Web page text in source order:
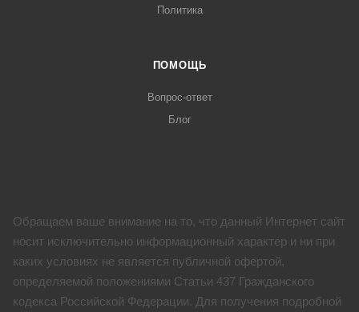
Политика
ПОМОЩЬ
Вопрос-ответ
Блог
Обращаем ваше внимание на то, что данный Интернет сайт
носит исключительно информационный характер и ни при
каких условиях не является публичной офертой,
определяемой положениями Статьи 437 Гражданского
кодекса Российской Федерации. Для получения подробной